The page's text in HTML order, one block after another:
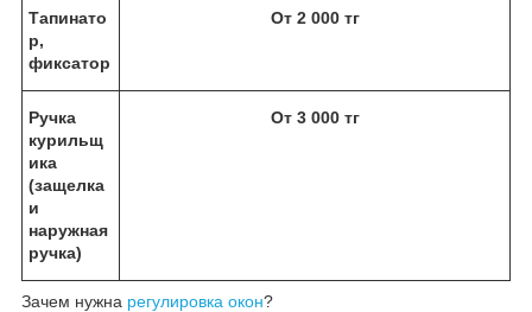
Тапинато
р,
фиксатор
От 2 000 тг
Ручка
курильщ
ика
(защелка
и
наружная
ручка)
От 3 000 тг
Зачем нужна регулировка окон?